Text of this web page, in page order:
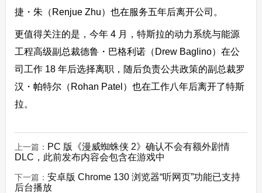
捷・朱（Renjue Zhu）也在服务五年后离开公司。
更值得关注的是，今年 4 月，特斯拉的动力系统与能源
工程高级副总裁德鲁・巴格利诺（Drew Baglino）在公
司工作 18 年后选择离职，随后负责公共政策的副总裁罗
汉・帕特尔（Rohan Patel）也在工作八年后离开了特斯
拉。
上一篇： PC 版《漫威蜘蛛侠 2》确认不会有额外剧情
DLC，此前发布内容会包含在游戏中
下一篇： 安卓版 Chrome 130 浏览器“听网页”功能已支持
后台播放